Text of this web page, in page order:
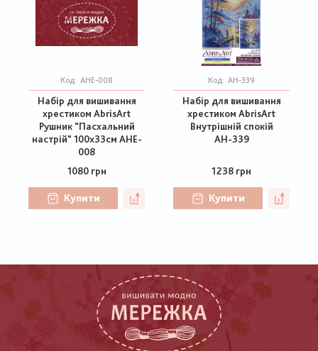
Код: AHE-008
Набір для вишивання
хрестиком AbrisArt
Рушник "Пасхальний
настрій" 100х33см AHE-
008
1080 грн
Купити
Код: АН-339
Набір для вишивання
хрестиком AbrisArt
Внутрішній спокій
АН-339
1238 грн
Купити